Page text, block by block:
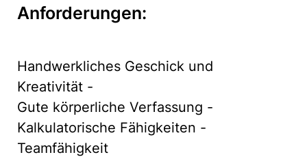
Anforderungen:
Handwerkliches Geschick und
Kreativität -
Gute körperliche Verfassung -
Kalkulatorische Fähigkeiten -
Teamfähigkeit